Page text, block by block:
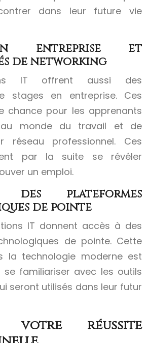
dans leur future vie
entreprise et
de networking
IT offrent aussi des
stages en entreprise. Ces
chance pour les apprenants
monde du travail et de
réseau professionnel. Ces
par la suite se révéler
un emploi.
plateformes
de pointe
IT donnent accès à des
de pointe. Cette
la technologie moderne est
se familiariser avec les outils
seront utilisés dans leur futur
votre réussite